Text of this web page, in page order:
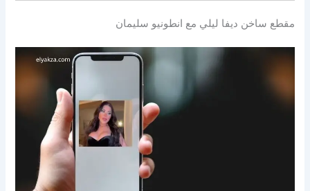
مقطع ساخن ديفا ليلي مع انطونيو سليمان